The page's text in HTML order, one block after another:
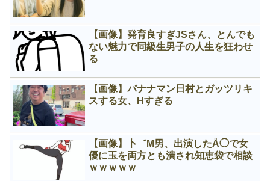
【画像】発育良すぎJSさん、とんでも
ない魅力で同級生男子の人生を狂わせ
る
【画像】バナナマン日村とガッツリキ
スする女、Нすぎる
【画像】卜゛M男、出演したÅ◯で女
優に玉を両方とも潰され知恵袋で相談
ｗｗｗｗｗ